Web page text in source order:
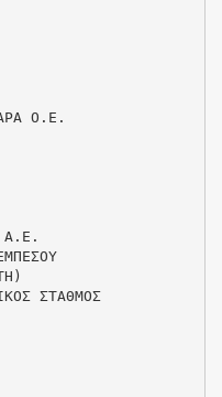
Ο.Ε.
Α.Ε.
ΣΤΑΘΜΟΣ